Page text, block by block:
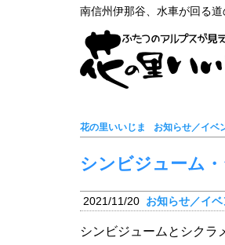
南信州伊那谷、水車が回る
花の里いいじま お知らせ／イベ
シンビジューム
2021/11/20 お知らせ／イベ
シンビジュームとシクラ